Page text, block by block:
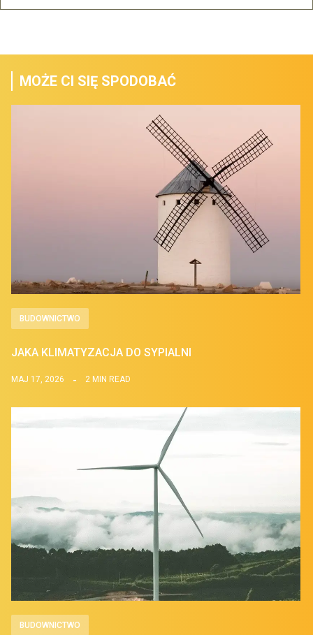
MOŻE CI SIĘ SPODOBAĆ
BUDOWNICTWO
JAKA KLIMATYZACJA DO SYPIALNI
MAJ 17, 2026 2 MIN READ
BUDOWNICTWO